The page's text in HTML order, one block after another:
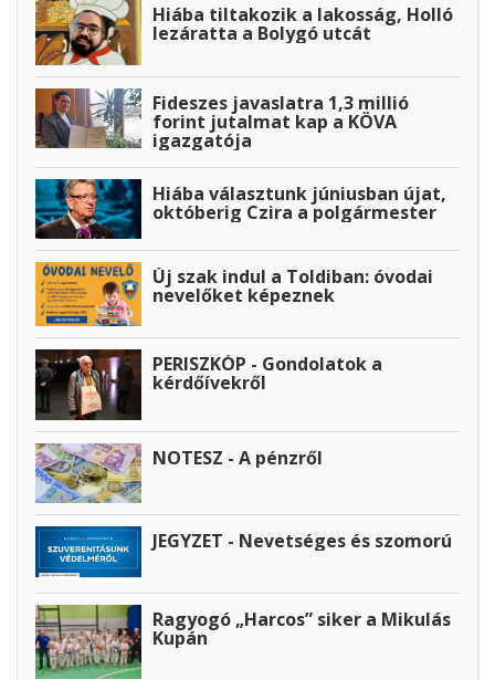
Hiába tiltakozik a lakosság, Holló
lezáratta a Bolygó utcát
Fideszes javaslatra 1,3 millió
forint jutalmat kap a KÖVA
igazgatója
Hiába választunk júniusban újat,
októberig Czira a polgármester
Új szak indul a Toldiban: óvodai
nevelőket képeznek
PERISZKÓP - Gondolatok a
kérdőívekről
NOTESZ - A pénzről
JEGYZET - Nevetséges és szomorú
Ragyogó „Harcos” siker a Mikulás
Kupán